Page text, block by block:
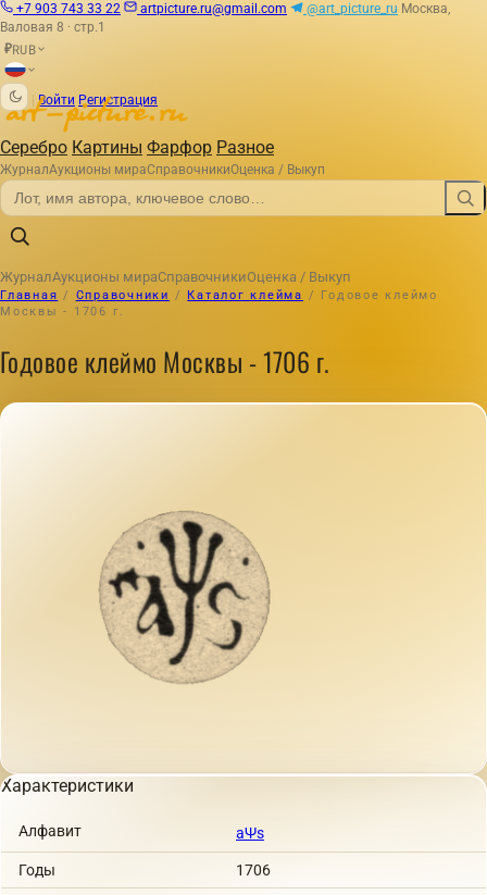
+7 903 743 33 22 artpicture.ru@gmail.com @art_picture_ru Москва,
Валовая 8 · стр.1
₽RUB
Войти Регистрация
Серебро Картины Фарфор Разное
ЖурналАукционы мираСправочникиОценка / Выкуп
ЖурналАукционы мираСправочникиОценка / Выкуп
Главная / Справочники / Каталог клейма /
Годовое клеймо
Москвы - 1706 г.
Годовое клеймо Москвы - 1706 г.
Характеристики
Алфавит аΨs
Годы 1706